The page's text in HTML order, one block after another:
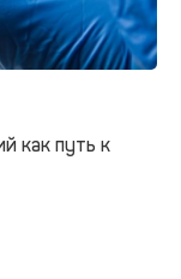
как путь к